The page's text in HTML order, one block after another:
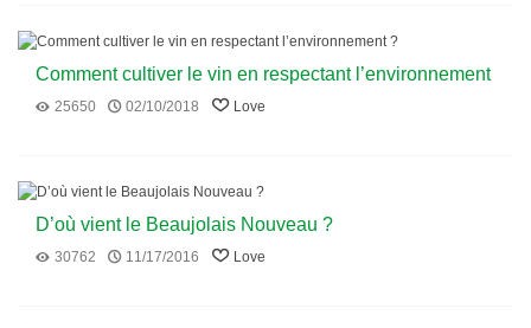
Comment cultiver le vin en respectant l’environnement
? 25650 02/10/2018 Love
D’où vient le Beaujolais Nouveau ?
30762 11/17/2016 Love